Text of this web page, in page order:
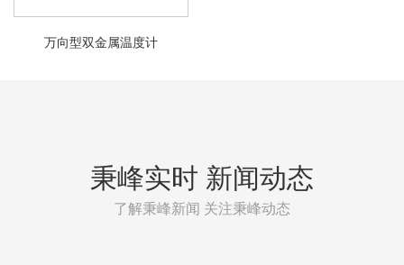
万向型双金属温度计
秉峰实时 新闻动态
了解秉峰新闻 关注秉峰动态